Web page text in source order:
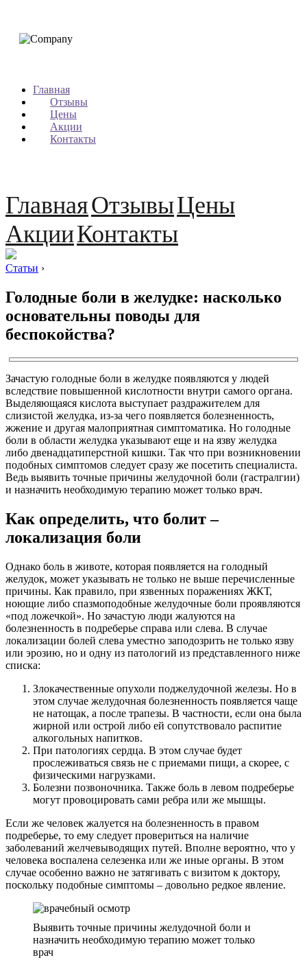
Главная
Отзывы
Цены
Акции
Контакты
ГлавнаяОтзывыЦены
АкцииКонтакты
Статьи ›
Голодные боли в желудке: насколько
основательны поводы для
беспокойства?
Зачастую голодные боли в желудке появляются у людей
вследствие повышенной кислотности внутри самого органа.
Выделяющаяся кислота выступает раздражителем для
слизистой желудка, из-за чего появляется болезненность,
жжение и другая малоприятная симптоматика. Но голодные
боли в области желудка указывают еще и на язву желудка
либо двенадцатиперстной кишки. Так что при возникновении
подобных симптомов следует сразу же посетить специалиста.
Ведь выявить точные причины желудочной боли (гастралгии)
и назначить необходимую терапию может только врач.
Как определить, что болит –
локализация боли
Однако боль в животе, которая появляется на голодный
желудок, может указывать не только не выше перечисленные
причины. Как правило, при язвенных поражениях ЖКТ,
ноющие либо спазмоподобные желудочные боли проявляются
«под ложечкой». Но зачастую люди жалуются на
болезненность в подреберье справа или слева. В случае
локализации болей слева уместно заподозрить не только язву
или эрозию, но и одну из патологий из представленного ниже
списка:
Злокачественные опухоли поджелудочной железы. Но в
этом случае желудочная болезненность появляется чаще
не натощак, а после трапезы. В частности, если она была
жирной или острой либо ей сопутствовало распитие
алкогольных напитков.
При патологиях сердца. В этом случае будет
прослеживаться связь не с приемами пищи, а скорее, с
физическими нагрузками.
Болезни позвоночника. Также боль в левом подреберье
могут провоцировать сами ребра или же мышцы.
Если же человек жалуется на болезненность в правом
подреберье, то ему следует провериться на наличие
заболеваний желчевыводящих путей. Вполне вероятно, что у
человека воспалена селезенка или же иные органы. В этом
случае особенно важно не затягивать с визитом к доктору,
поскольку подобные симптомы – довольно редкое явление.
Выявить точные причины желудочной боли и
назначить необходимую терапию может только
врач